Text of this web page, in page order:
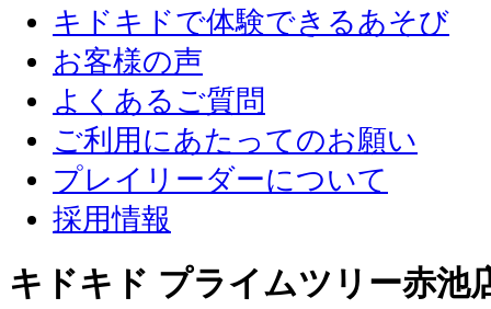
キドキドで体験できるあそび
お客様の声
よくあるご質問
ご利用にあたってのお願い
プレイリーダーについて
採用情報
キドキド プライムツリー赤